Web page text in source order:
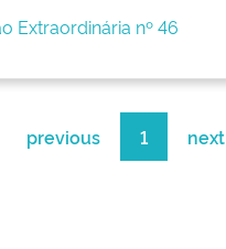
Extraordinária nº 46
previous 1 next